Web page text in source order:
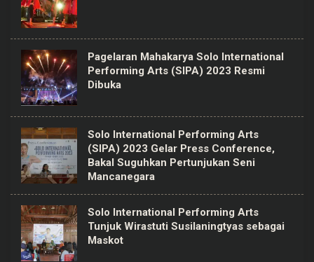
Pagelaran Mahakarya Solo International
Performing Arts (SIPA) 2023 Resmi
Dibuka
Solo International Performing Arts
(SIPA) 2023 Gelar Press Conference,
Bakal Suguhkan Pertunjukan Seni
Mancanegara
Solo International Performing Arts
Tunjuk Wirastuti Susilaningtyas sebagai
Maskot